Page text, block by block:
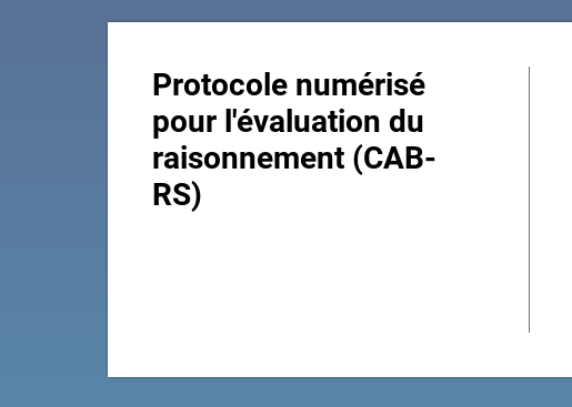
Protocole numérisé
pour l'évaluation du
raisonnement (CAB-
RS)